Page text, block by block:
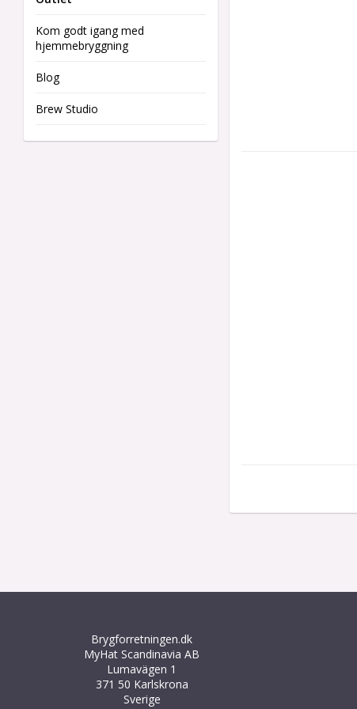
Kom godt igang med
hjemmebryggning
Blog
Brew Studio
Brygforretningen.dk
MyHat Scandinavia AB
Lumavägen 1
371 50 Karlskrona
Sverige